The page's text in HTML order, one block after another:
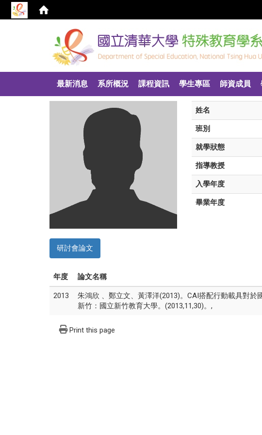
最新消息 系所概況 課程資訊 學生專區 師資成員
姓名
班別
就學狀態
指導教授
入學年度
畢業年度
研討會論文
年度 論文名稱
2013
朱鴻欣 、鄭立文、黃澤洋(2013)。CAI搭配行動載具對於
新竹：國立新竹教育大學。(2013,11,30)。,
Print this page